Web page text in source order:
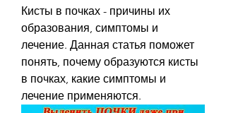
Кисты в почках - причины их
образования, симптомы и
лечение. Данная статья поможет
понять, почему образуются кисты
в почках, какие симптомы и
лечение применяются.